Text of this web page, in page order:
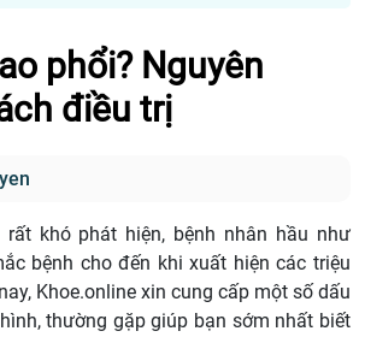
phổi? Nguyên
điều trị
khó phát hiện, bệnh nhân hầu như
bệnh cho đến khi xuất hiện các triệu
Khoe.online xin cung cấp một số dấu
thường gặp giúp bạn sớm nhất biết